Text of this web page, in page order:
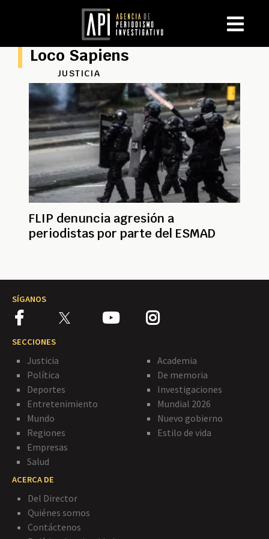
Loco Sapiens
JUSTICIA
FLIP denuncia agresión a
periodistas por parte del ESMAD
SÍGANOS
SECCIONES
Justicia
Política
Deportes
Entretenimiento
Mundo
Regiones
Empresas
Salud
Academia
De memoria
Investigaciones
Mundial 2026
Nuevo gobierno
Estilo de vida
ACERCA DE
Del Director
Quiénes somos
Contáctenos